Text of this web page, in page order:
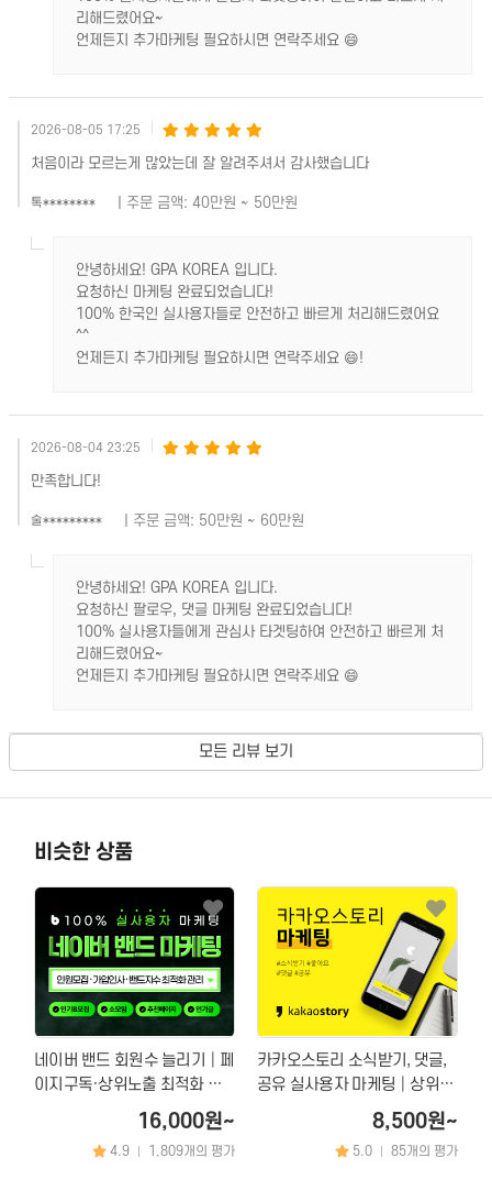
리해드렸어요~
언제든지 추가마케팅 필요하시면 연락주세요 😄
2026-08-05 17:25
처음이라 모르는게 많았는데 잘 알려주셔서 감사했습니다
톡******** | 주문 금액: 40만원 ~ 50만원
안녕하세요! GPA KOREA 입니다.
요청하신 마케팅 완료되었습니다!
100% 한국인 실사용자들로 안전하고 빠르게 처리해드렸어요
^^
언제든지 추가마케팅 필요하시면 연락주세요 😄!
2026-08-04 23:25
만족합니다!
술********* | 주문 금액: 50만원 ~ 60만원
안녕하세요! GPA KOREA 입니다.
요청하신 팔로우, 댓글 마케팅 완료되었습니다!
100% 실사용자들에게 관심사 타겟팅하여 안전하고 빠르게 처
리해드렸어요~
언제든지 추가마케팅 필요하시면 연락주세요 😄
모든 리뷰 보기
비슷한 상품
네이버 밴드 회원수 늘리기│페
이지구독·상위노출 최적화 마
16,000원~
4.9 1,809개의 평가
카카오스토리 소식받기, 댓글,
공유 실사용자 마케팅│상위노
8,500원~
5.0 85개의 평가